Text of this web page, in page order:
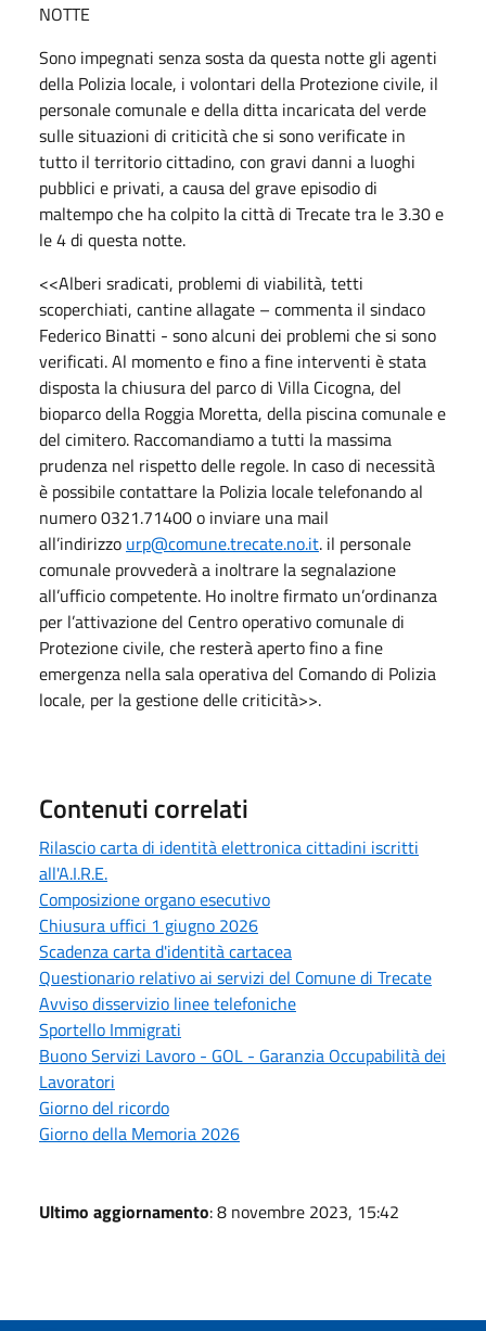
NOTTE
Sono impegnati senza sosta da questa notte gli agenti
della Polizia locale, i volontari della Protezione civile, il
personale comunale e della ditta incaricata del verde
sulle situazioni di criticità che si sono verificate in
tutto il territorio cittadino, con gravi danni a luoghi
pubblici e privati, a causa del grave episodio di
maltempo che ha colpito la città di Trecate tra le 3.30 e
le 4 di questa notte.
<<Alberi sradicati, problemi di viabilità, tetti
scoperchiati, cantine allagate – commenta il sindaco
Federico Binatti - sono alcuni dei problemi che si sono
verificati. Al momento e fino a fine interventi è stata
disposta la chiusura del parco di Villa Cicogna, del
bioparco della Roggia Moretta, della piscina comunale e
del cimitero. Raccomandiamo a tutti la massima
prudenza nel rispetto delle regole. In caso di necessità
è possibile contattare la Polizia locale telefonando al
numero 0321.71400 o inviare una mail
all’indirizzo urp@comune.trecate.no.it. il personale
comunale provvederà a inoltrare la segnalazione
all’ufficio competente. Ho inoltre firmato un’ordinanza
per l’attivazione del Centro operativo comunale di
Protezione civile, che resterà aperto fino a fine
emergenza nella sala operativa del Comando di Polizia
locale, per la gestione delle criticità>>.
Contenuti correlati
Rilascio carta di identità elettronica cittadini iscritti
all'A.I.R.E.
Composizione organo esecutivo
Chiusura uffici 1 giugno 2026
Scadenza carta d'identità cartacea
Questionario relativo ai servizi del Comune di Trecate
Avviso disservizio linee telefoniche
Sportello Immigrati
Buono Servizi Lavoro - GOL - Garanzia Occupabilità dei
Lavoratori
Giorno del ricordo
Giorno della Memoria 2026
Ultimo aggiornamento: 8 novembre 2023, 15:42